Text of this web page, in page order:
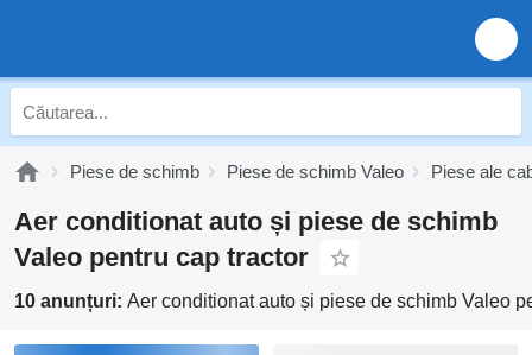
Piese de schimb Piese de schimb Valeo Piese ale
Aer conditionat auto și piese de schimb
Valeo pentru cap tractor
10 anunțuri: Aer conditionat auto și piese de schimb Valeo